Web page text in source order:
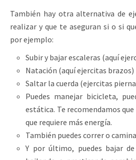
También hay otra alternativa de
realizar y que te aseguran si o si
por ejemplo:
Subir y bajar escaleras (aquí
Natación (aquí ejercitas brazos)
Saltar la cuerda (ejercitas
Puedes manejar bicicleta,
estática. Te recomendamos
que requiere más energía.
También puedes correr o
Y por último, puedes bajar